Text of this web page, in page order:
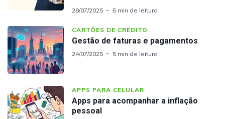
28/07/2025 5 min de leitura
CARTÕES DE CRÉDITO
Gestão de faturas e pagamentos
24/07/2025 5 min de leitura
APPS PARA CELULAR
Apps para acompanhar a inflação
pessoal